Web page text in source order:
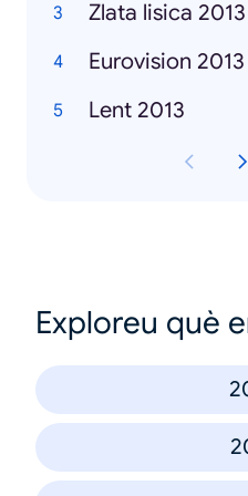
Zlata lisica 2013
Eurovision 2013
Lent 2013
Exploreu què